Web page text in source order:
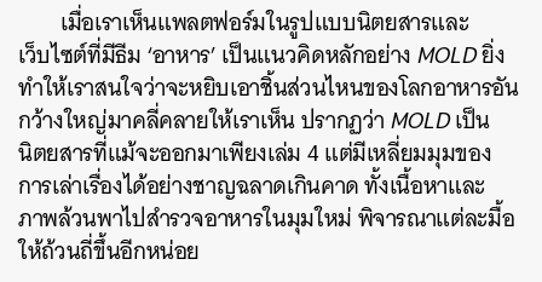
เมื่อเราเห็นแพลตฟอร์มในรูปแบบนิตยสารและ
เว็บไซต์ที่มีธีม ‘อาหาร’ เป็นแนวคิดหลักอย่างMOLDยิ่ง
ทำให้เราสนใจว่าจะหยิบเอาชิ้นส่วนไหนของโลกอาหารอัน
กว้างใหญ่มาคลี่คลายให้เราเห็น ปรากฏว่าMOLDเป็น
นิตยสารที่แม้จะออกมาเพียงเล่ม 4 แต่มีเหลี่ยมมุมของ
การเล่าเรื่องได้อย่างชาญฉลาดเกินคาด ทั้งเนื้อหาและ
ภาพล้วนพาไปสำรวจอาหารในมุมใหม่ พิจารณาแต่ละมื้อ
ให้ถ้วนถี่ขึ้นอีกหน่อย